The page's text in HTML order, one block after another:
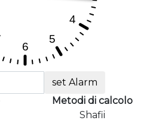
set Alarm
Metodi di calcolo
Shafii